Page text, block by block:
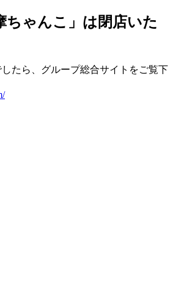
ちゃんこ」は閉店いた
たら、グループ総合サイトをご覧下